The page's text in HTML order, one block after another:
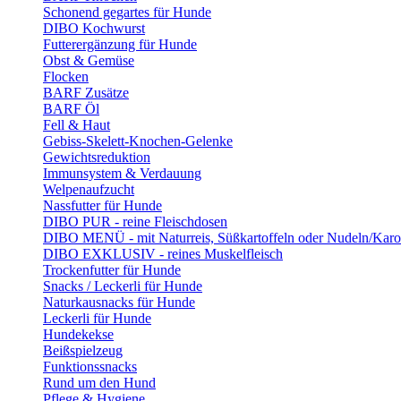
Schonend gegartes für Hunde
DIBO Kochwurst
Futterergänzung für Hunde
Obst & Gemüse
Flocken
BARF Zusätze
BARF Öl
Fell & Haut
Gebiss-Skelett-Knochen-Gelenke
Gewichtsreduktion
Immunsystem & Verdauung
Welpenaufzucht
Nassfutter für Hunde
DIBO PUR - reine Fleischdosen
DIBO MENÜ - mit Naturreis, Süßkartoffeln oder Nudeln/
DIBO EXKLUSIV - reines Muskelfleisch
Trockenfutter für Hunde
Snacks / Leckerli für Hunde
Naturkausnacks für Hunde
Leckerli für Hunde
Hundekekse
Beißspielzeug
Funktionssnacks
Rund um den Hund